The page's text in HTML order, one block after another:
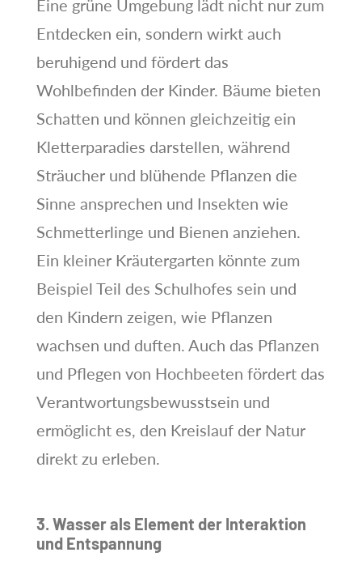
Eine grüne Umgebung lädt nicht nur zum
Entdecken ein, sondern wirkt auch
beruhigend und fördert das
Wohlbefinden der Kinder. Bäume bieten
Schatten und können gleichzeitig ein
Kletterparadies darstellen, während
Sträucher und blühende Pflanzen die
Sinne ansprechen und Insekten wie
Schmetterlinge und Bienen anziehen.
Ein kleiner Kräutergarten könnte zum
Beispiel Teil des Schulhofes sein und
den Kindern zeigen, wie Pflanzen
wachsen und duften. Auch das Pflanzen
und Pflegen von Hochbeeten fördert das
Verantwortungsbewusstsein und
ermöglicht es, den Kreislauf der Natur
direkt zu erleben.
3. Wasser als Element der Interaktion
und Entspannung